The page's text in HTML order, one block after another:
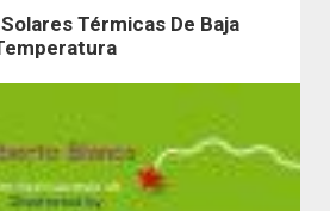
Térmicas De Baja